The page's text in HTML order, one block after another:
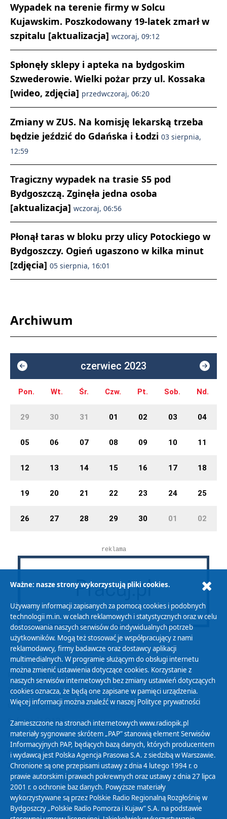
Wypadek na terenie firmy w Solcu
Kujawskim. Poszkodowany 19-latek zmarł w
szpitalu [aktualizacja] wczoraj, 09:12
Spłonęły sklepy i apteka na bydgoskim
Szwederowie. Wielki pożar przy ul. Kossaka
[wideo, zdjęcia] przedwczoraj, 06:20
Zmiany w ZUS. Na komisję lekarską trzeba
będzie jeździć do Gdańska i Łodzi 03 sierpnia,
12:59
Tragiczny wypadek na trasie S5 pod
Bydgoszczą. Zginęła jedna osoba
[aktualizacja] wczoraj, 06:56
Płonął taras w bloku przy ulicy Potockiego w
Bydgoszczy. Ogień ugaszono w kilka minut
[zdjęcia] 05 sierpnia, 16:01
Archiwum
czerwiec 2023
Pon. Wt. Śr. Czw. Pt. Sob. Nd.
29 30 31 01 02 03 04
05 06 07 08 09 10 11
12 13 14 15 16 17 18
19 20 21 22 23 24 25
26 27 28 29 30 01 02
reklama
Polityka Prywatności
Zasady korzystania z Serwisu
Organizacje Pożytku Publicznego
Cyfryzacja DAB+
Polityka ochrony danych osobowych
Abonament
Zamówienia publiczne
Biuletyn Informacji Publicznej
Ważne: nasze strony wykorzystują pliki cookies.
Używamy informacji zapisanych za pomocą cookies i podobnych
technologii m.in. w celach reklamowych i statystycznych oraz w celu
dostosowania naszych serwisów do indywidualnych potrzeb
użytkowników. Mogą też stosować je współpracujący z nami
reklamodawcy, firmy badawcze oraz dostawcy aplikacji
multimedialnych. W programie służącym do obsługi internetu
można zmienić ustawienia dotyczące cookies. Korzystanie z
naszych serwisów internetowych bez zmiany ustawień dotyczących
cookies oznacza, że będą one zapisane w pamięci urządzenia.
Więcej informacji można znaleźć w naszej Polityce prywatności
Zamieszczone na stronach internetowych www.radiopik.pl
materiały sygnowane skrótem „PAP” stanowią element Serwisów
Informacyjnych PAP, będących bazą danych, których producentem
i wydawcą jest Polska Agencja Prasowa S.A. z siedzibą w Warszawie.
Chronione są one przepisami ustawy z dnia 4 lutego 1994 r. o
prawie autorskim i prawach pokrewnych oraz ustawy z dnia 27 lipca
2001 r. o ochronie baz danych. Powyższe materiały
wykorzystywane są przez Polskie Radio Regionalną Rozgłośnię w
Bydgoszczy „Polskie Radio Pomorza i Kujaw” S.A. na podstawie